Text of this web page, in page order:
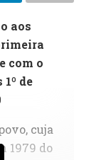
aos
com o
de
cuja
1979 do